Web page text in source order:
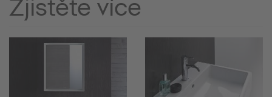
Zjistěte více